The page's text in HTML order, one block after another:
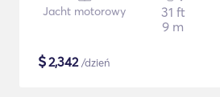
Jacht motorowy
31 ft
9 m
$2,342/dzień